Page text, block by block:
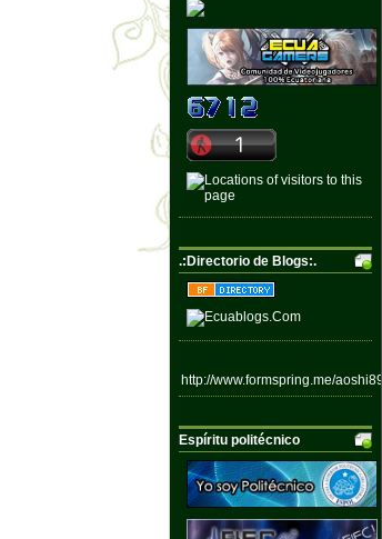
.:Directorio de Blogs:.
http://www.formspring.me/aoshi89
Espíritu politécnico